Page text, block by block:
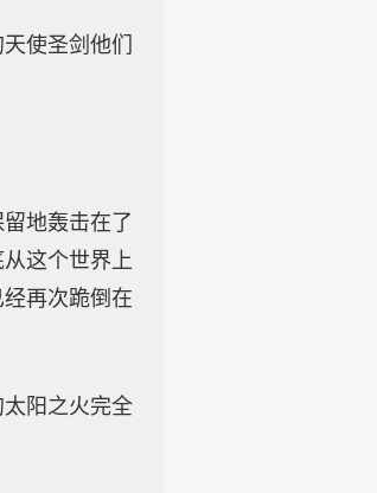
使圣剑他们
地轰击在了
这个世界上
再次跪倒在
阳之火完全